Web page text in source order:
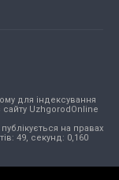
для індексування
сайту UzhgorodOnline
на правах
49, секунд: 0,160